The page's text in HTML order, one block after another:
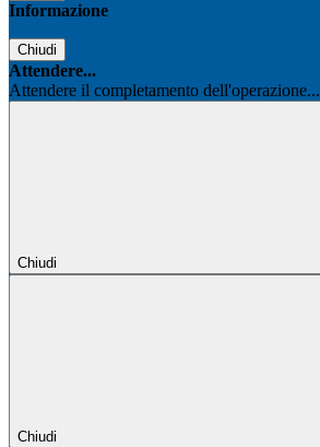
Informazione
Chiudi
Attendere...
Attendere il completamento dell'operazione...
Chiudi
Chiudi